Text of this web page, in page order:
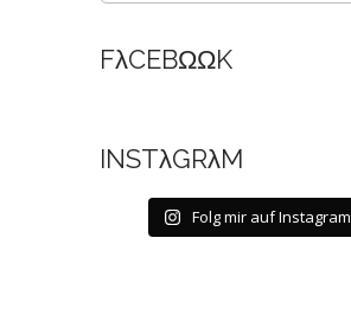
FλCEBΩΩK
INSTλGRλM
Folg mir auf Instagram